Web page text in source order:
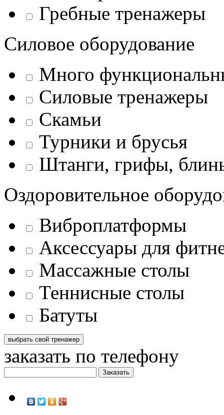
Гребные тренажеры
Силовое оборудование
Много
Силовые тренажеры
Скамьи
Турники и брусья
Штанги, грифы,
Оздоровительное
Виброплатформы
Аксессуары для
Массажные столы
Теннисные столы
Батуты
заказать по телефону